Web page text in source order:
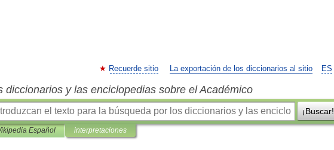
ES
Recuerde sitio La exportación de los diccionarios al sitio
diccionarios y las enciclopedias sobre el Académico
¡Buscar!
Español interpretaciones